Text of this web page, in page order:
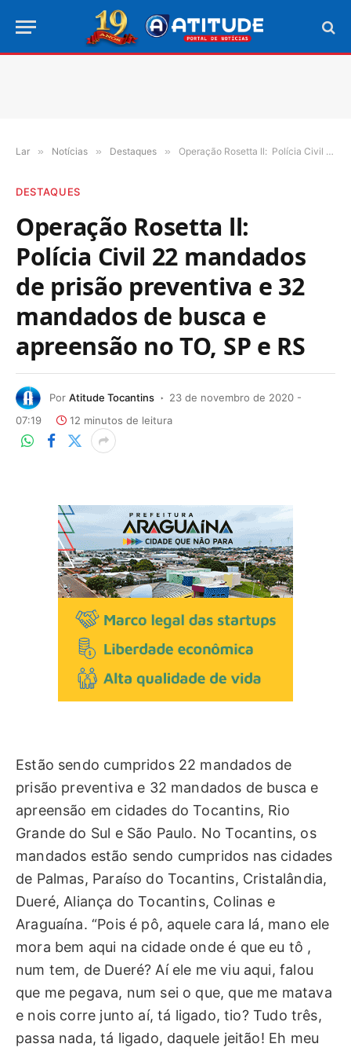
Lar » Notícias » Destaques » Operação Rosetta ll: Polícia Civil 22 mandados de prisão preventiva e 32 mandados de busca e apreensão no TO, SP e RS
DESTAQUES
Operação Rosetta ll:
Polícia Civil 22 mandados
de prisão preventiva e 32
mandados de busca e
apreensão no TO, SP e RS
Por Atitude Tocantins
23 de novembro de 2020 -
07:19
12 minutos de leitura
Estão sendo cumpridos 22 mandados de
prisão preventiva e 32 mandados de busca e
apreensão em cidades do Tocantins, Rio
Grande do Sul e São Paulo. No Tocantins, os
mandados estão sendo cumpridos nas cidades
de Palmas, Paraíso do Tocantins, Cristalândia,
Dueré, Aliança do Tocantins, Colinas e
Araguaína. “Pois é pô, aquele cara lá, mano ele
mora bem aqui na cidade onde é que eu tô ,
num tem, de Dueré? Aí ele me viu aqui, falou
que me pegava, num sei o que, que me matava
e nois corre junto aí, tá ligado, tio? Tudo três,
passa nada, tá ligado, daquele jeitão! Eh meu